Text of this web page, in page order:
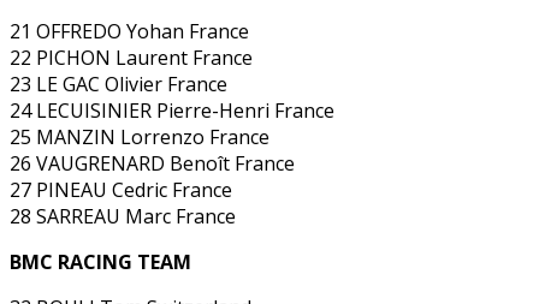
21 OFFREDO Yohan France
22 PICHON Laurent France
23 LE GAC Olivier France
24 LECUISINIER Pierre-Henri France
25 MANZIN Lorrenzo France
26 VAUGRENARD Benoît France
27 PINEAU Cedric France
28 SARREAU Marc France
BMC RACING TEAM